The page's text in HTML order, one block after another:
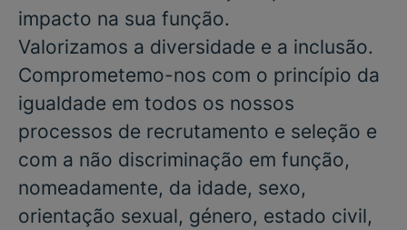
impacto na sua função.
Valorizamos a diversidade e a inclusão.
Comprometemo-nos com o princípio da
igualdade em todos os nossos
processos de recrutamento e seleção e
com a não discriminação em função,
nomeadamente, da idade, sexo,
orientação sexual, género, estado civil,